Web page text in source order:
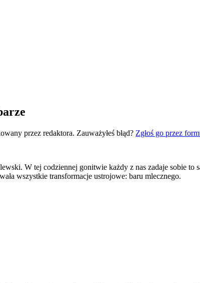
przez redaktora. Zauważyłeś błąd? Zgłoś go przez
W tej codziennej gonitwie każdy z nas zadaje sobie to
wszystkie transformacje ustrojowe: baru mlecznego.